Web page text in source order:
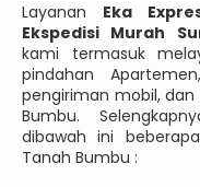
Layanan Eka
Ekspedisi Murah
kami termasuk
pindahan
pengiriman mobil,
Bumbu.
dibawah ini
Tanah Bumbu :